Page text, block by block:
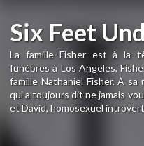
Six Feet
La famille Fisher est à la
funèbres à Los Angeles,
famille Nathaniel Fisher. À sa
qui a toujours dit ne jamais
et David, homosexuel